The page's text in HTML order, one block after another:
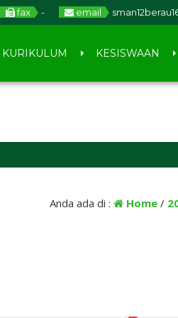
fax - email
KURIKULUM KESISWAAN
3
Anda ada di : Home /